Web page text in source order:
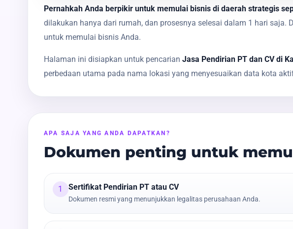
Pernahkah Anda berpikir untuk memulai bisnis di daerah strategis
dilakukan hanya dari rumah, dan prosesnya selesai dalam 1 hari
untuk memulai bisnis Anda.
Halaman ini disiapkan untuk pencarian Jasa Pendirian PT dan CV di
perbedaan utama pada nama lokasi yang menyesuaikan data kota
APA SAJA YANG ANDA DAPATKAN?
Dokumen penting untuk
1 Sertifikat Pendirian PT atau CV
Dokumen resmi yang menunjukkan legalitas perusahaan Anda.